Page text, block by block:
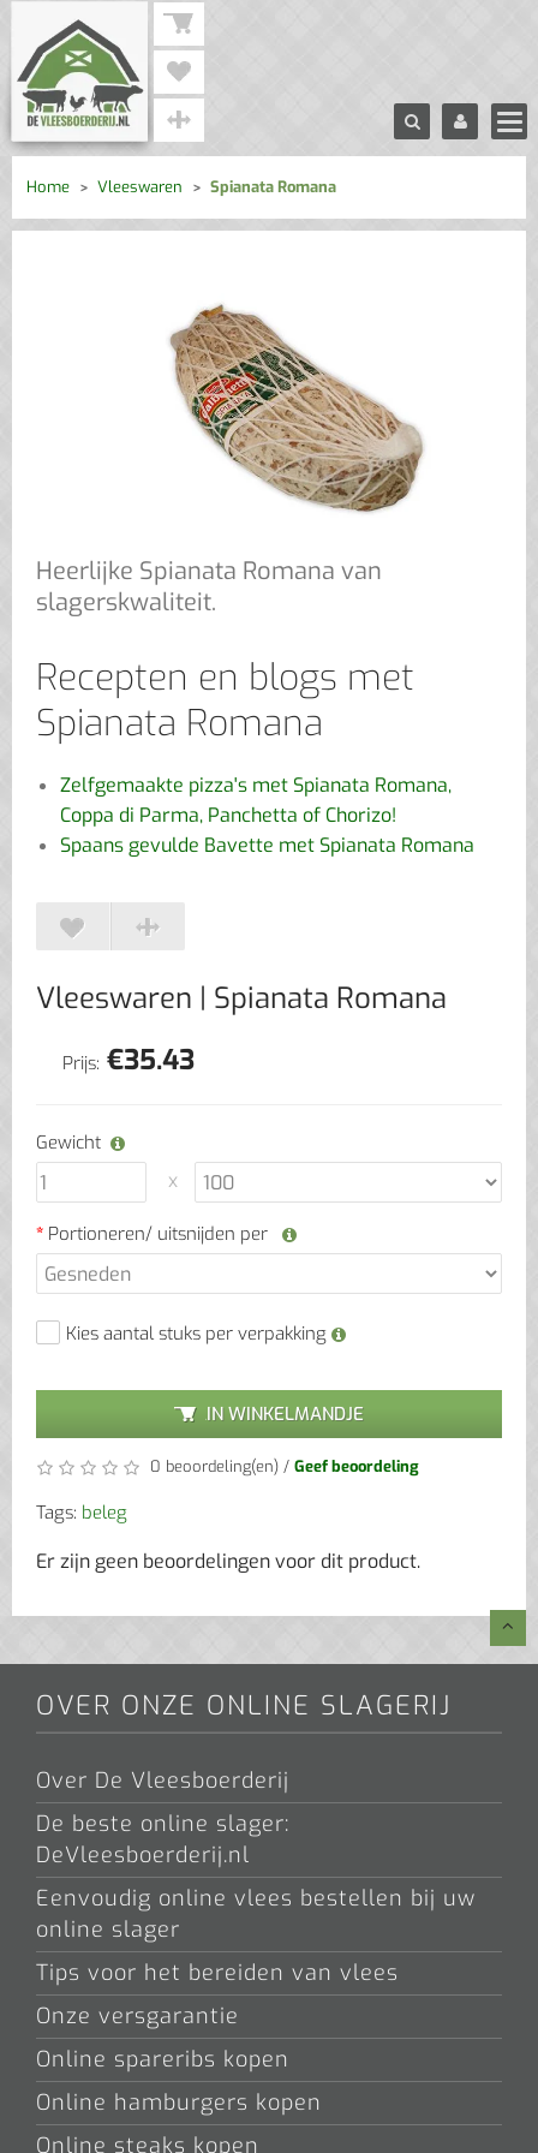
Home Vleeswaren Spianata Romana
Heerlijke Spianata Romana van
slagerskwaliteit.
Recepten en blogs met
Spianata Romana
Zelfgemaakte pizza's met Spianata Romana,
Coppa di Parma, Panchetta of Chorizo!
Spaans gevulde Bavette met Spianata Romana
Vleeswaren | Spianata Romana
Prijs: €35.43
Gewicht
Portioneren/ uitsnijden per
Kies aantal stuks per verpakking
IN WINKELMANDJE
0 beoordeling(en) / Geef beoordeling
Tags: beleg
Er zijn geen beoordelingen voor dit product.
OVER ONZE ONLINE SLAGERIJ
Over De Vleesboerderij
De beste online slager:
DeVleesboerderij.nl
Eenvoudig online vlees bestellen bij uw
online slager
Tips voor het bereiden van vlees
Onze versgarantie
Online spareribs kopen
Online hamburgers kopen
Online steaks kopen